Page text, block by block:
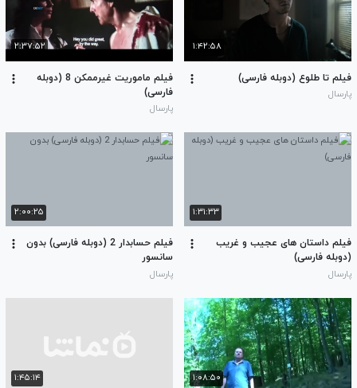
۱:۴۲:۵۸
فیلم تا طلوع (دوبله فارسی)
پارسال
۲:۳۷:۵۲
فیلم ماموریت غیرممکن 8 (دوبله
فارسی)
پارسال
۱:۳۱:۳۳
فیلم داستان های عجیب و غریب
(دوبله فارسی)
پارسال
۲:۰۰:۲۵
فیلم حسابدار 2 (دوبله فارسی) بدون
سانسور
پارسال
۱:۰۸:۵۰ ۱:۴۵:۱۴